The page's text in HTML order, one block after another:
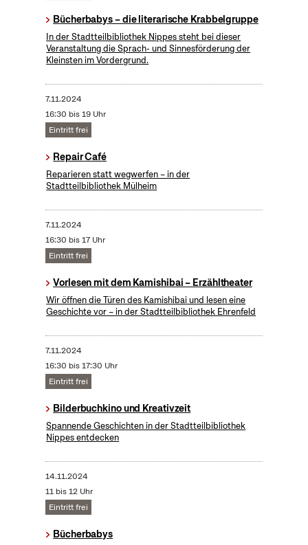
Bücherbabys – die literarische Krabbelgruppe
In der Stadtteilbibliothek Nippes steht bei dieser
Veranstaltung die Sprach- und Sinnesförderung der
Kleinsten im Vordergrund.
7.11.2024
16:30 bis 19 Uhr
Eintritt frei
Repair Café
Reparieren statt wegwerfen – in der
Stadtteilbibliothek Mülheim
7.11.2024
16:30 bis 17 Uhr
Eintritt frei
Vorlesen mit dem Kamishibai – Erzähltheater
Wir öffnen die Türen des Kamishibai und lesen eine
Geschichte vor – in der Stadtteilbibliothek Ehrenfeld
7.11.2024
16:30 bis 17:30 Uhr
Eintritt frei
Bilderbuchkino und Kreativzeit
Spannende Geschichten in der Stadtteilbibliothek
Nippes entdecken
14.11.2024
11 bis 12 Uhr
Eintritt frei
Bücherbabys